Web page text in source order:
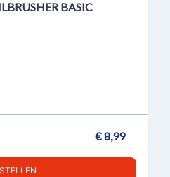
BASIC
€ 8,99